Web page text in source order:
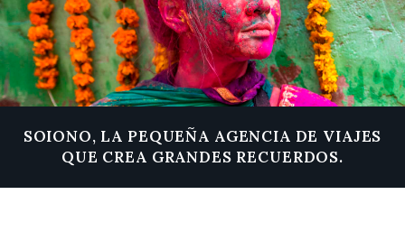
SOIONO, LA PEQUEÑA AGENCIA DE VIAJES
QUE CREA GRANDES RECUERDOS.